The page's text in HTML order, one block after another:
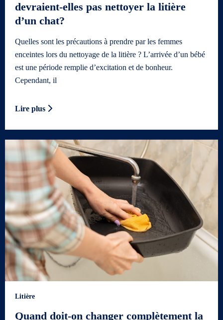
devraient-elles pas nettoyer la litière
d’un chat?
Quelles sont les précautions à prendre par les femmes
enceintes lors du nettoyage de la litière ? L’arrivée d’un bébé
est une période remplie d’excitation et de bonheur.
Cependant, il
Lire plus
Litière
Quand doit-on changer complètement la